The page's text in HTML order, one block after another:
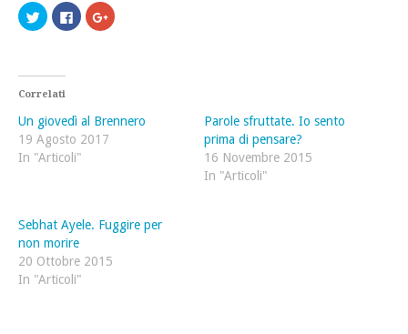
Fai
clic
Twitter
(Si
apre
una
nuova
finestra)
Fai
clic
nuova
finestra)
Fai
clic
una
Correlati
Un giovedì al Brennero
19 Agosto 2017
In "Articoli"
Parole sfruttate. Io sento
prima di pensare?
16 Novembre 2015
In "Articoli"
Sebhat Ayele. Fuggire per
non morire
20 Ottobre 2015
In "Articoli"